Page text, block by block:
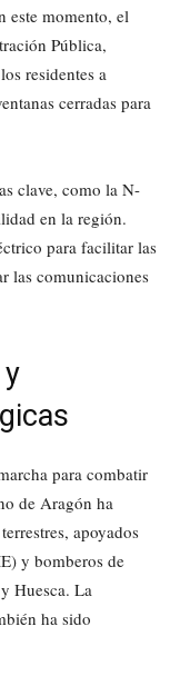
este momento, el
Pública,
residentes a
cerradas para
clave, como la N-
en la región.
para facilitar las
las comunicaciones
para combatir
de Aragón ha
apoyados
y bomberos de
Huesca. La
ha sido